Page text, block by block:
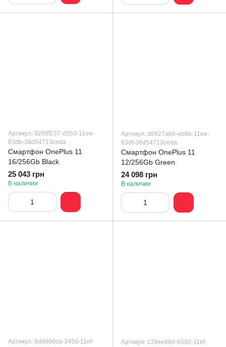
Артикул: 9288f237-d553-11ee-
83db-38d54713ceda
Смартфон OnePlus 11
16/256Gb Black
25 043 грн
В наличии
Артикул: d8927ab6-eb6b-11ee-
83df-38d54713ceda
Смартфон OnePlus 11
12/256Gb Green
24 098 грн
В наличии
Артикул: 8dd90dca-345d-11ef-
Артикул: c39ee88d-b080-11ef-